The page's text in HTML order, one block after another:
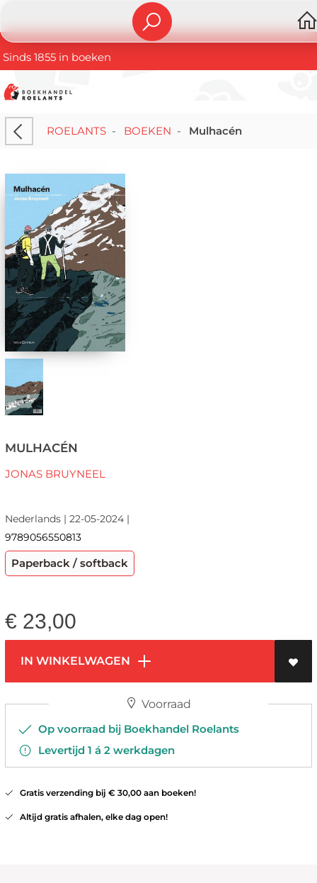
Sinds 1855 in boeken
ROELANTS- BOEKEN - Mulhacén
MULHACÉN
JONAS BRUYNEEL
Nederlands | 22-05-2024 |
9789056550813
Paperback / softback
€ 23,00
IN WINKELWAGEN
Voorraad
Op voorraad bij Boekhandel Roelants
Levertijd 1 á 2 werkdagen
Gratis verzending bij € 30,00 aan boeken!
Altijd gratis afhalen, elke dag open!